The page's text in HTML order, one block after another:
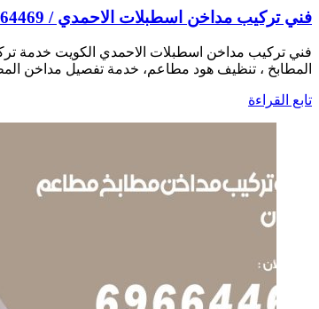
فني تركيب مداخن اسطبلات الاحمدي / 69664469 / تركيب مداخن هود مطابخ مطاعم
فني تركيب مداخن اسطبلات الاحمدي الكويت خدمة
المطابخ ، تنظيف هود مطاعم، خدمة تفصيل مداخن
تابع القراءة